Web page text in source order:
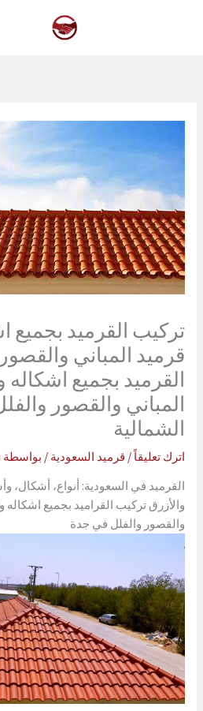
تركيب القرميد بجميع
قرميد المباني
القرميد بجميع اشكاله
المباني والقصور
الشمالية
اترك تعليقاً/ قرميد السعودية / بواسطة
القرميد في السعودية: أنواع، أشكال،
والأزرق تركيب القراميد بجميع اشكاله
والقصور والفلل في جدة